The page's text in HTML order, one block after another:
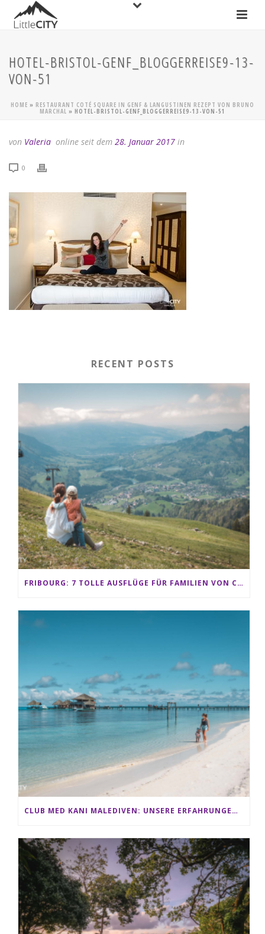
HOTEL-BRISTOL-GENF_BLOGGERREISE9-13-
VON-51
HOME » RESTAURANT COTÉ SQUARE IN GENF & LANGUSTINEN REZEPT VON BRUNO
MARCHAL » HOTEL-BRISTOL-GENF_BLOGGERREISE9-13-VON-51
von Valeria online seit dem 28. Januar 2017 in
0
RECENT POSTS
FRIBOURG: 7 TOLLE AUSFLÜGE FÜR FAMILIEN VON CHARMEY BIS LES PACCOTS
CLUB MED KANI MALEDIVEN: UNSERE ERFAHRUNGEN IM ALL-INCLUSIVE PARADIES